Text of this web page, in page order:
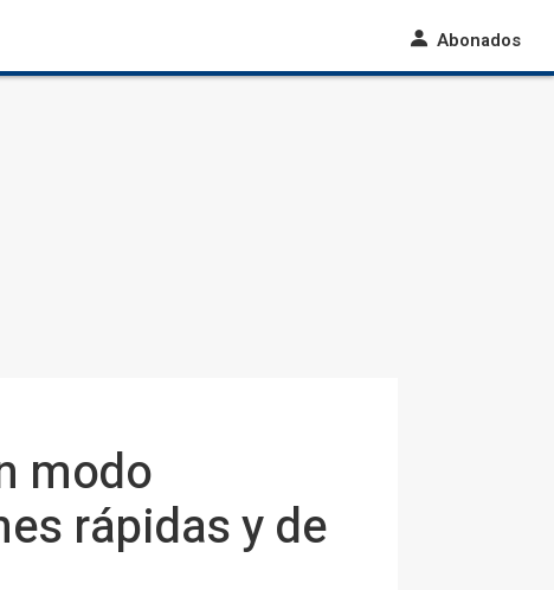
Abonados
modo
rápidas y de